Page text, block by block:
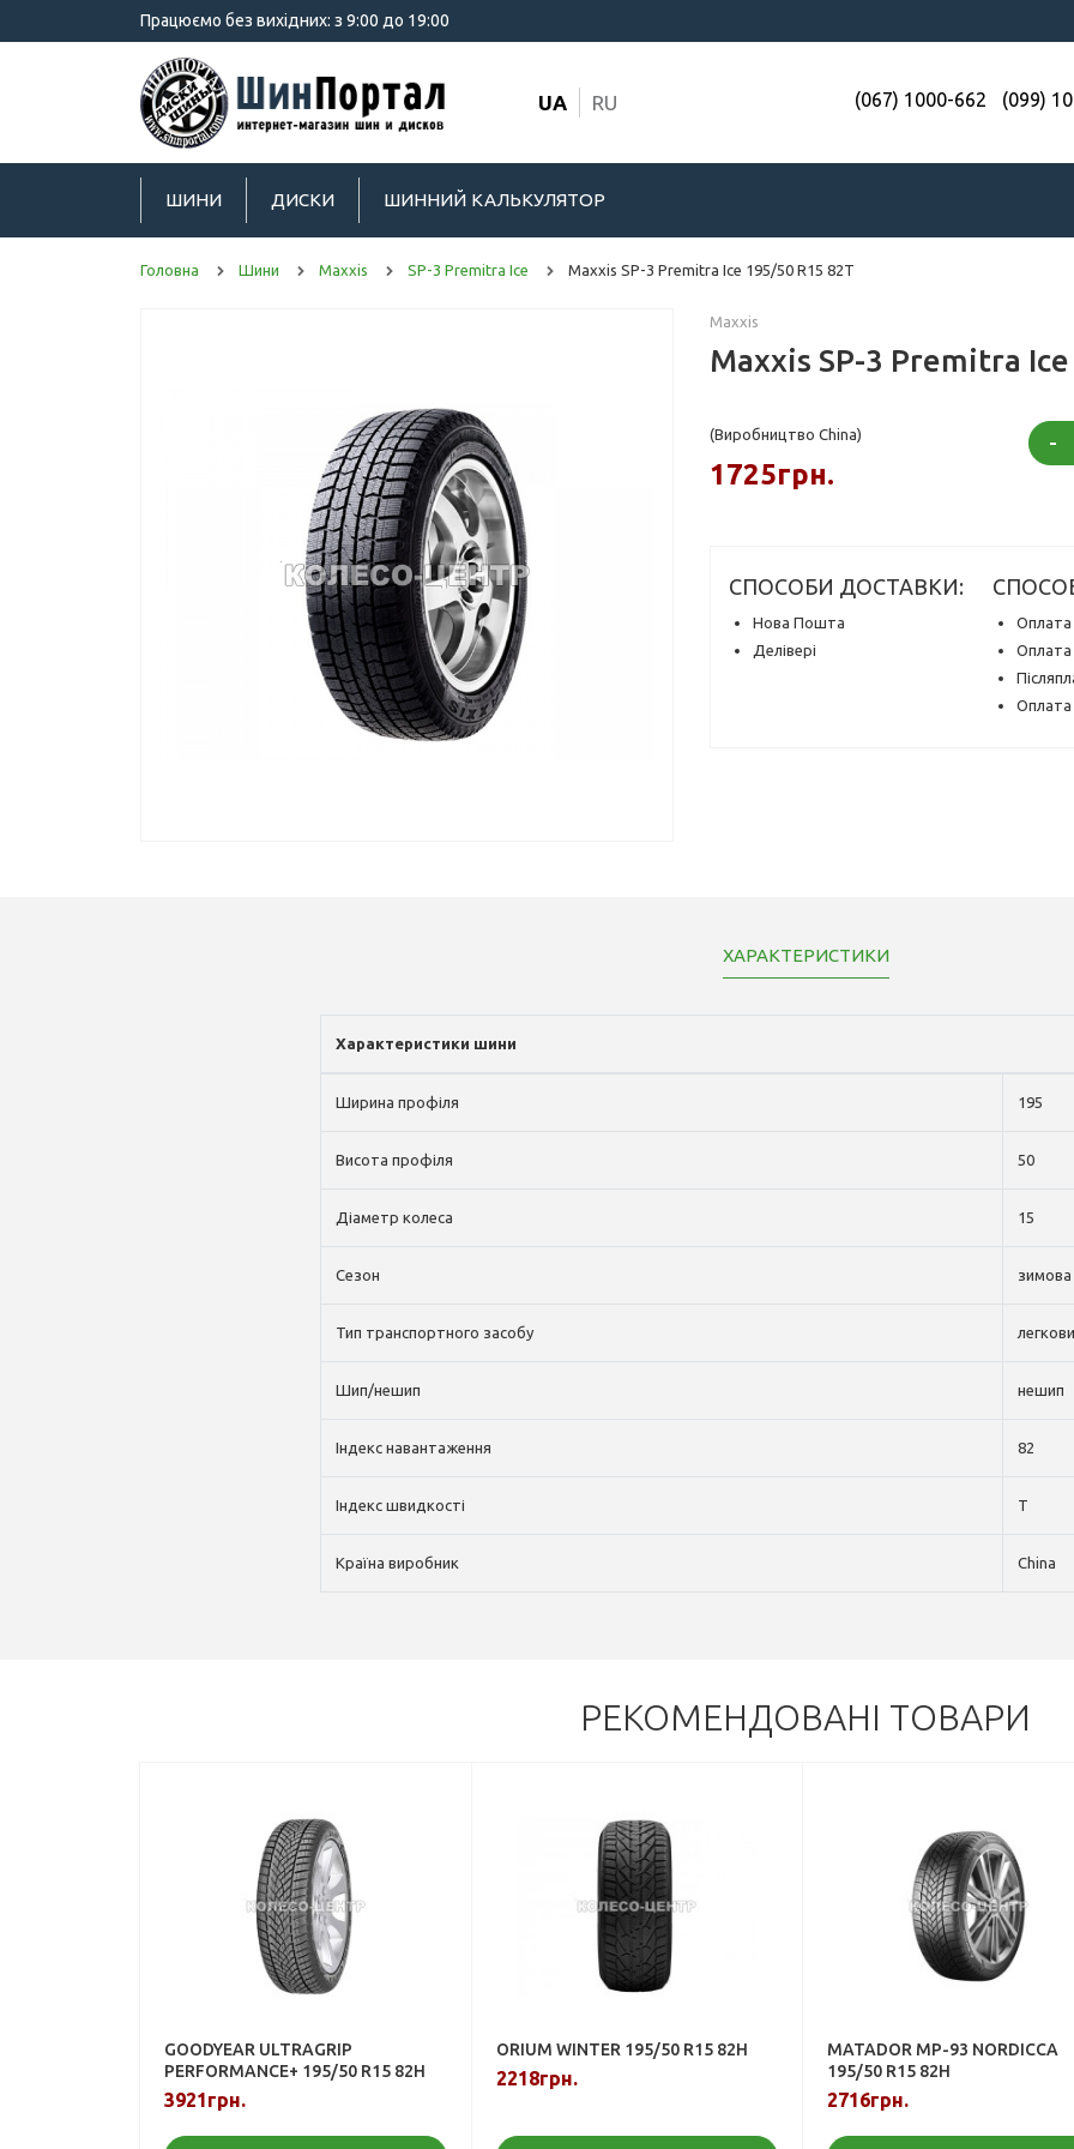
Працюємо без вихідних: з 9:00 до 19:00
UA RU (067) 1000-662 (099)
ШИНИ ДИСКИ ШИННИЙ КАЛЬКУЛЯТОР
Головна Шини Maxxis SP-3 Premitra Ice Maxxis SP-3 Premitra Ice 195/50 R15 82T
Maxxis
Maxxis SP-3 Premitra
(Виробництво China)
1725грн.
-
СПОСОБИ ДОСТАВКИ:
Нова Пошта
Делівері
Оплата
Оплата
Оплата
ХАРАКТЕРИСТИКИ
Характеристики шини
Ширина профіля 195
Висота профіля 50
Діаметр колеса 15
Сезон зимова
Тип транспортного засобу
Шип/нешип нешип
Індекс навантаження 82
Індекс швидкості T
Країна виробник China
РЕКОМЕНДОВАНІ ТОВАРИ
GOODYEAR ULTRAGRIP
PERFORMANCE+ 195/50 R15 82H
3921грн.
ORIUM WINTER 195/50 R15 82H
2218грн.
MATADOR MP-93 NORDICCA
195/50 R15 82H
2716грн.